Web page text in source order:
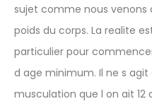
sujet comme nous venons
poids du corps. La realite
particulier pour
d age minimum. Il ne s
musculation que l on ait 12